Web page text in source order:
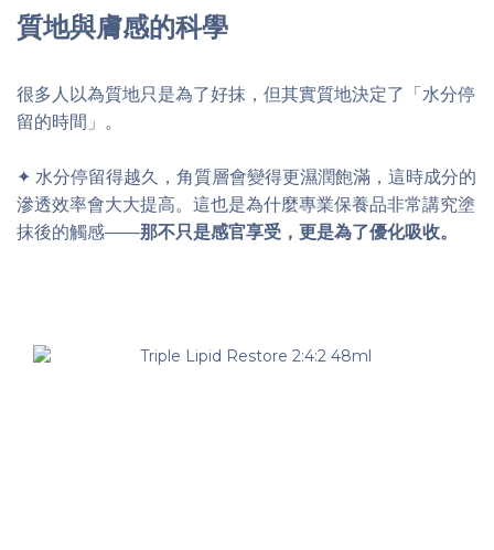
質地與膚感的科學
很多人以為質地只是為了好抹，但其實質地決定了「水分停
留的時間」。
✦ 水分停留得越久，角質層會變得更濕潤飽滿，這時成分的
滲透效率會大大提高。這也是為什麼專業保養品非常講究塗
抹後的觸感——那不只是感官享受，更是為了優化吸收。